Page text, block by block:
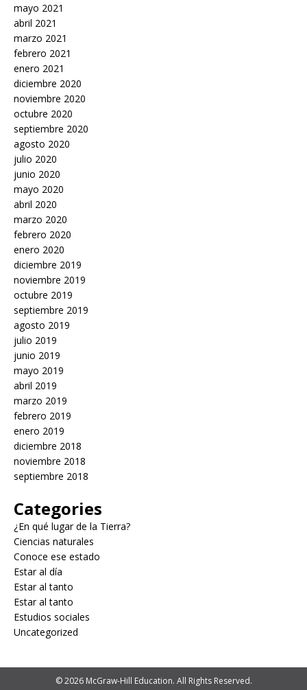
mayo 2021
abril 2021
marzo 2021
febrero 2021
enero 2021
diciembre 2020
noviembre 2020
octubre 2020
septiembre 2020
agosto 2020
julio 2020
junio 2020
mayo 2020
abril 2020
marzo 2020
febrero 2020
enero 2020
diciembre 2019
noviembre 2019
octubre 2019
septiembre 2019
agosto 2019
julio 2019
junio 2019
mayo 2019
abril 2019
marzo 2019
febrero 2019
enero 2019
diciembre 2018
noviembre 2018
septiembre 2018
Categories
¿En qué lugar de la Tierra?
Ciencias naturales
Conoce ese estado
Estar al día
Estar al tanto
Estar al tanto
Estudios sociales
Uncategorized
© 2026 McGraw-Hill Education. All Rights Reserved.